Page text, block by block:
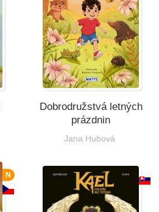
Dobrodružstvá letných
prázdnin
Jana Hubová
N